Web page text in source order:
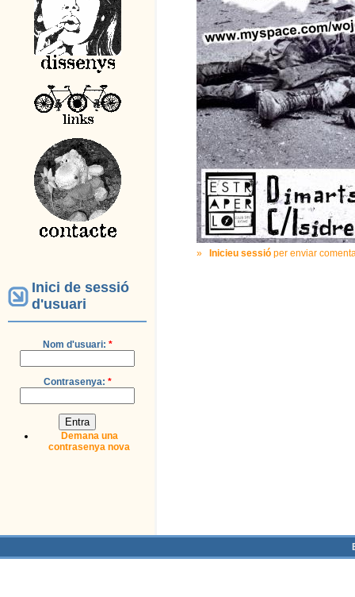
Inici de sessió
d'usuari
Nom d'usuari: *
Contrasenya: *
Demana una
contrasenya nova
» Inicieu sessió per enviar